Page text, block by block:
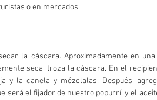
o en mercados.
la cáscara. Aproximadamente en
seca, troza la cáscara. En el
y la canela y mézclalas. Después,
será el fijador de nuestro popurrí, y el